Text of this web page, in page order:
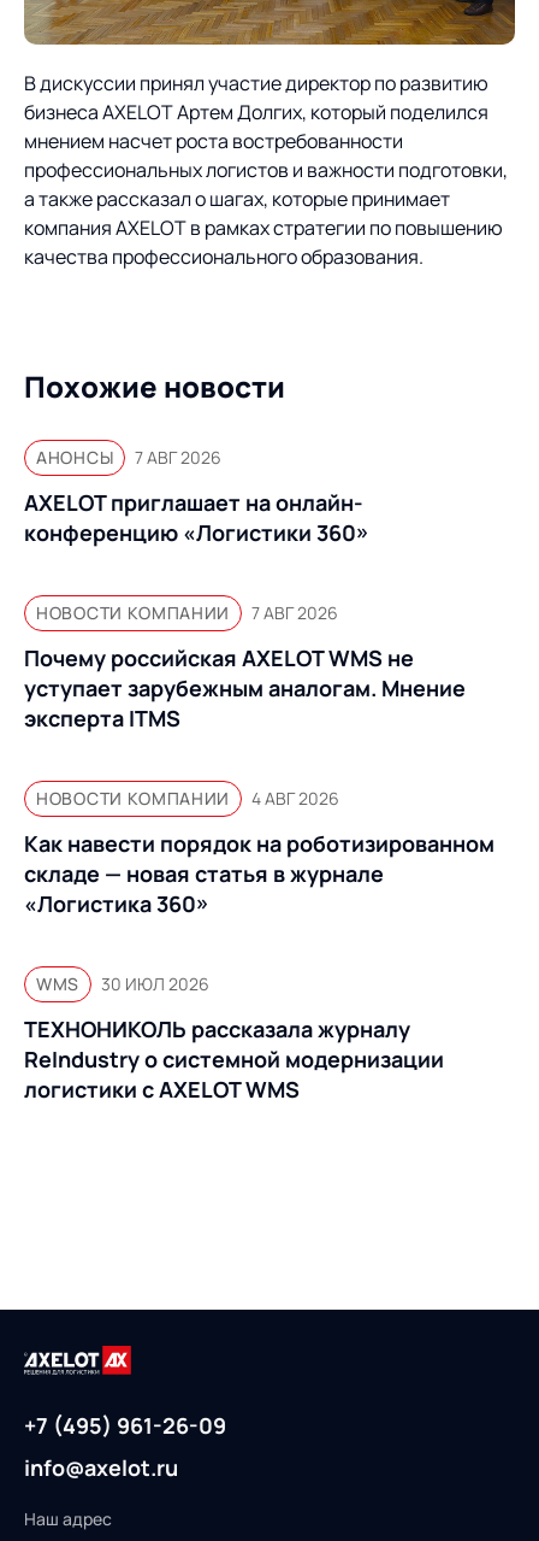
В дискуссии принял участие директор по развитию
бизнеса AXELOT Артем Долгих, который поделился
мнением насчет роста востребованности
профессиональных логистов и важности подготовки,
а также рассказал о шагах, которые принимает
компания AXELOT в рамках стратегии по повышению
качества профессионального образования.
Похожие новости
АНОНСЫ 7 АВГ 2026
AXELOT приглашает на онлайн-
конференцию «Логистики 360»
НОВОСТИ КОМПАНИИ 7 АВГ 2026
Почему российская AXELOT WMS не
уступает зарубежным аналогам. Мнение
эксперта ITMS
НОВОСТИ КОМПАНИИ 4 АВГ 2026
Как навести порядок на роботизированном
складе — новая статья в журнале
«Логистика 360»
WMS 30 ИЮЛ 2026
ТЕХНОНИКОЛЬ рассказала журналу
ReIndustry о системной модернизации
логистики с AXELOT WMS
+7 (495) 961-26-09
info@axelot.ru
Наш адрес